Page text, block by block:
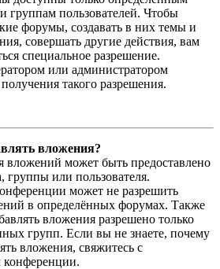
группам пользователей. Чтобы
форумы, создавать в них темы и
совершать другие действия, вам
специальное разрешение.
или администратором
такого разрешения.
вложения?
вложений может быть предоставлено
группы или пользователя.
может не разрешить
в определённых форумах. Также
вложения разрешено только
групп. Если вы не знаете, почему
вложения, свяжитесь с
конференции.